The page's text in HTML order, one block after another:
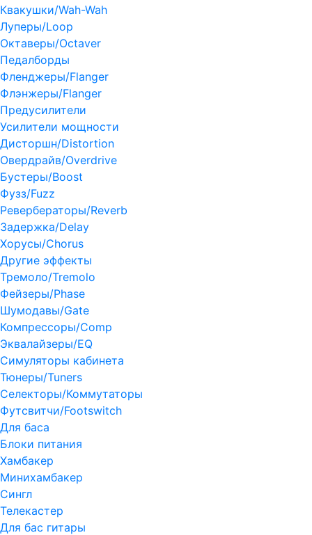
Квакушки/Wah-Wah
Луперы/Loop
Октаверы/Octaver
Педалборды
Фленджеры/Flanger
Флэнжеры/Flanger
Предусилители
Усилители мощности
Дисторшн/Distortion
Овердрайв/Overdrive
Бустеры/Boost
Фузз/Fuzz
Ревербераторы/Reverb
Задержка/Delay
Хорусы/Chorus
Другие эффекты
Тремоло/Tremolo
Фейзеры/Phase
Шумодавы/Gate
Компрессоры/Comp
Эквалайзеры/EQ
Симуляторы кабинета
Тюнеры/Tuners
Селекторы/Коммутаторы
Футсвитчи/Footswitch
Для баса
Блоки питания
Хамбакер
Минихамбакер
Сингл
Телекастер
Для бас гитары